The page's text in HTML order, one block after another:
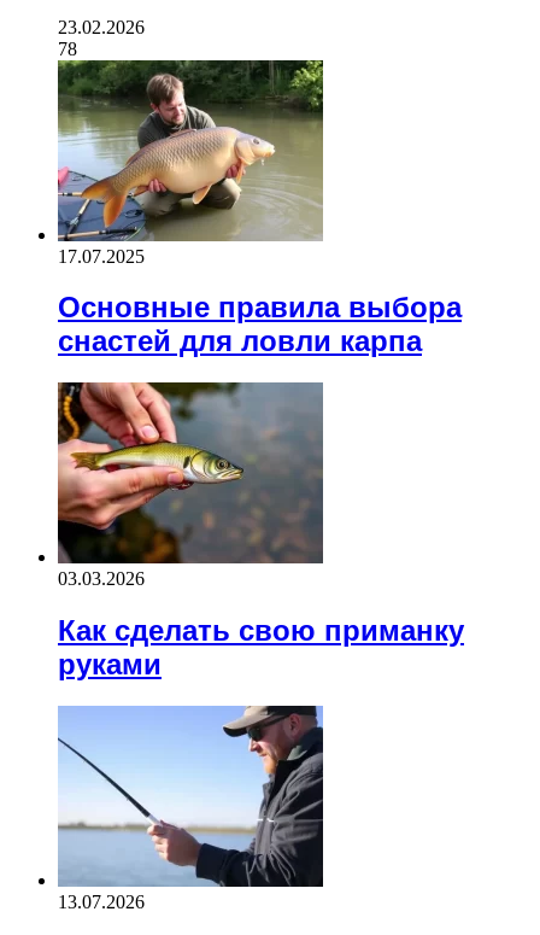
23.02.2026
78
17.07.2025
Основные правила выбора
снастей для ловли карпа
03.03.2026
Как сделать свою приманку
руками
13.07.2026